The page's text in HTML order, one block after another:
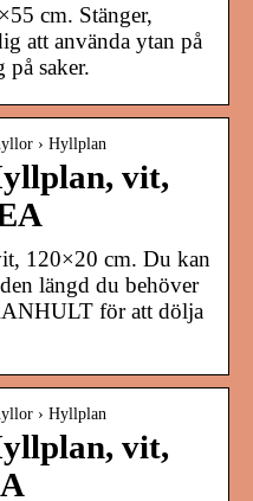
cm. Stänger,
att använda ytan på
på saker.
› Hyllplan
vit,
120×20 cm. Du kan
längd du behöver
för att dölja
› Hyllplan
vit,